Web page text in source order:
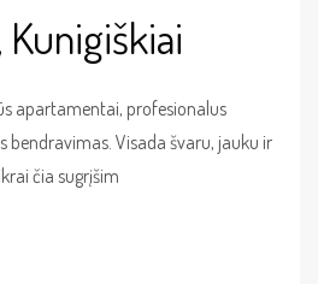
apartamentai, profesionalus
Visada švaru, jauku ir
čia sugrįšim